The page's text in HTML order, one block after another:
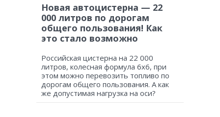
Новая автоцистерна — 22
000 литров по дорогам
общего пользования! Как
это стало возможно
Российская цистерна на 22 000
литров, колесная формула 6х6, при
этом можно перевозить топливо по
дорогам общего пользования. А как
же допустимая нагрузка на оси?